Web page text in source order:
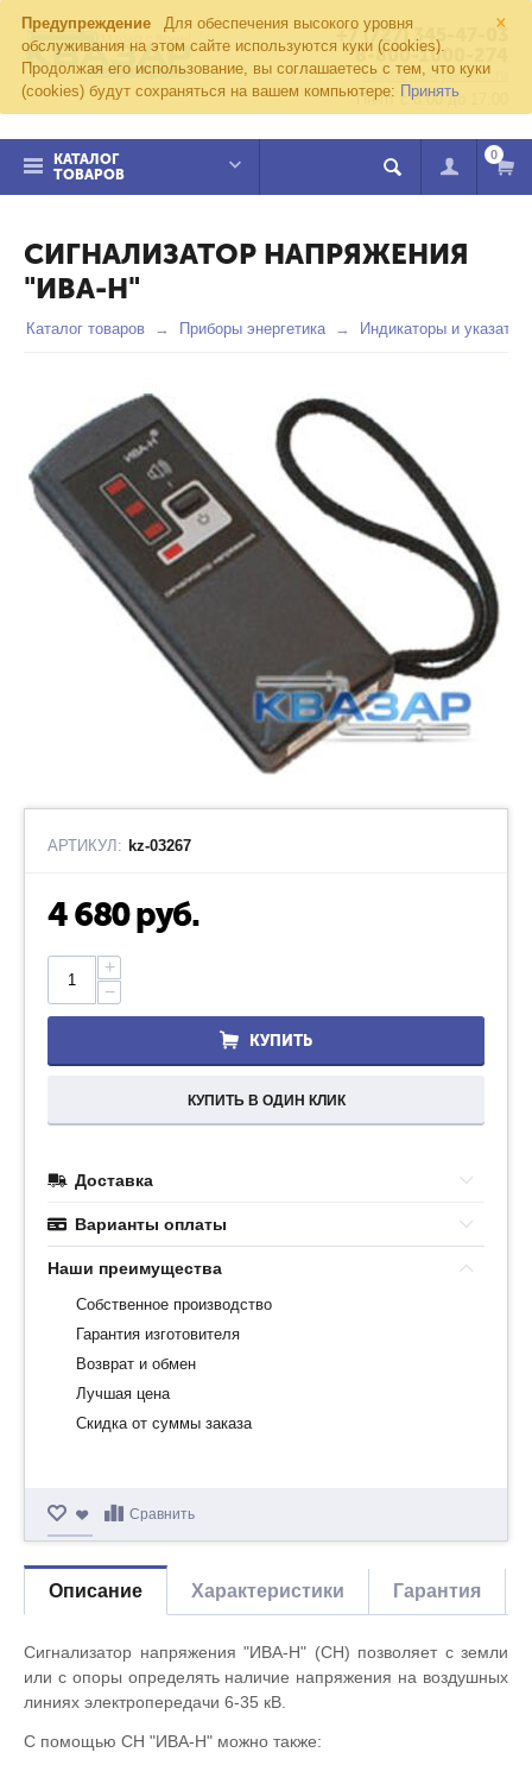
×
Предупреждение
Для обеспечения высокого уровня
обслуживания на этом сайте используются куки (cookies).
Продолжая его использование, вы соглашаетесь с тем, что куки
(cookies) будут сохраняться на вашем компьютере: Принять
+7 (727) 345-47-03
8-800-1000-274
kvazar91@yandex.ru
Пн-пт с 8:00 до 17:00
КАТАЛОГ
ТОВАРОВ
0
СИГНАЛИЗАТОР НАПРЯЖЕНИЯ
"ИВА-Н"
Каталог товаров Приборы энергетика Индикаторы и
АРТИКУЛ: kz-03267
4 680руб.
+
−
КУПИТЬ
КУПИТЬ В ОДИН КЛИК
Доставка
Варианты оплаты
Наши преимущества
Собственное производство
Гарантия изготовителя
Возврат и обмен
Лучшая цена
Скидка от суммы заказа
Сравнить
Описание Характеристики Гарантия
Сигнализатор напряжения "ИВА-Н" (СН) позволяет с земли
или с опоры определять наличие напряжения на воздушных
линиях электропередачи 6-35 кВ.
С помощью СН "ИВА-Н" можно также: